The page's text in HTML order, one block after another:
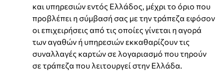
και υπηρεσιών εντός Ελλάδος, μέχρι το όριο που
προβλέπει η σύμβασή σας με την τράπεζα εφόσον
οι επιχειρήσεις από τις οποίες γίνεται η αγορά
των αγαθών ή υπηρεσιών εκκαθαρίζουν τις
συναλλαγές καρτών σε λογαριασμό που τηρούν
σε τράπεζα που λειτουργεί στην Ελλάδα.